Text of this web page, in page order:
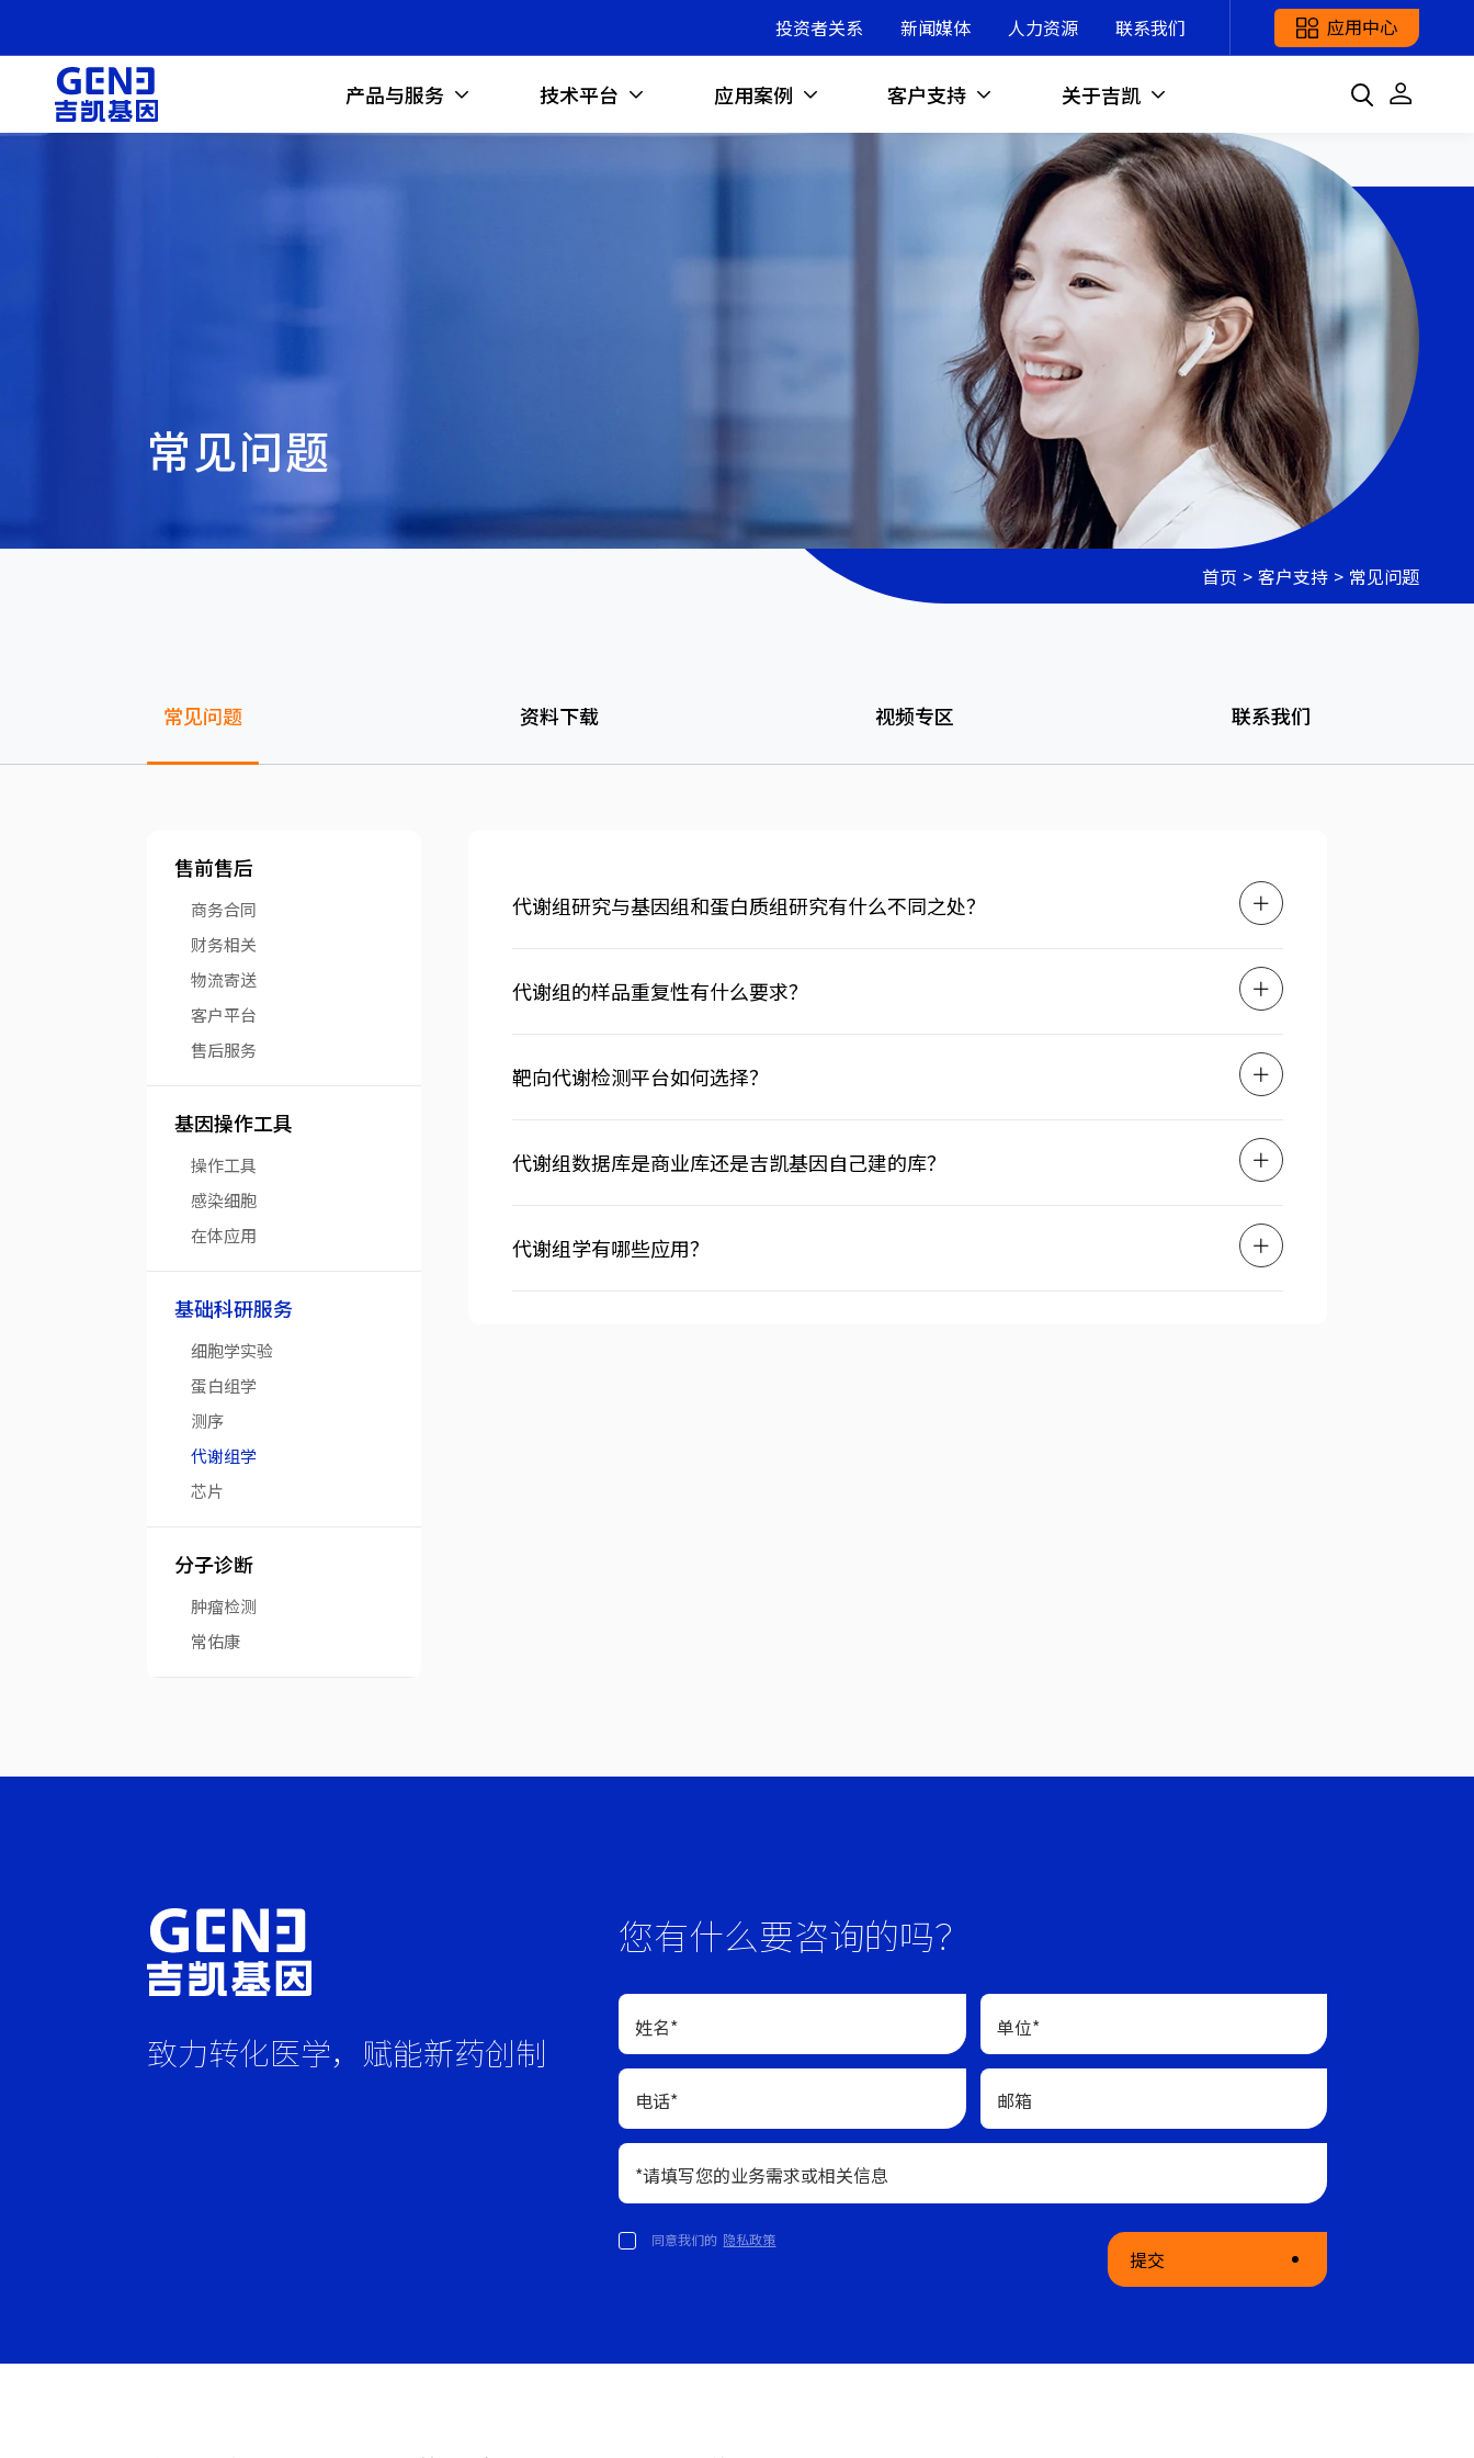
投资者关系 新闻媒体 人力资源 联系我们 应用中心
产品与服务 技术平台 应用案例 客户支持 关于吉凯
常见问题
首页 > 客户支持 > 常见问题
常见问题 资料下载 视频专区 联系我们
售前售后
商务合同
财务相关
物流寄送
客户平台
售后服务
基因操作工具
操作工具
感染细胞
在体应用
基础科研服务
细胞学实验
蛋白组学
测序
代谢组学
芯片
分子诊断
肿瘤检测
常佑康
代谢组研究与基因组和蛋白质组研究有什么不同之处？
代谢组的样品重复性有什么要求？
靶向代谢检测平台如何选择？
代谢组数据库是商业库还是吉凯基因自己建的库？
代谢组学有哪些应用？
致力转化医学，赋能新药创制
您有什么要咨询的吗？
姓名* 单位*
电话* 邮箱
*请填写您的业务需求或相关信息
同意我们的 隐私政策
提交